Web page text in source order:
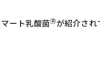
ート乳酸菌Ⓡが紹介され